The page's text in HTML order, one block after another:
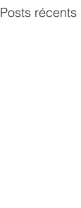
Posts récents